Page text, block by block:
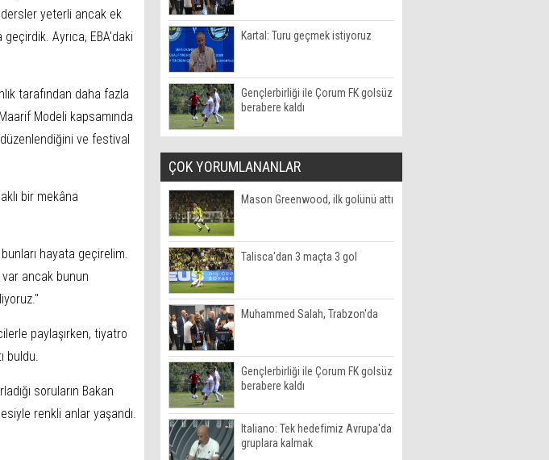
yeterli ancak ek
Ayrıca, EBA'daki
tarafından daha fazla
Modeli kapsamında
ve festival
bir mekâna
hayata geçirelim.
ancak bunun
paylaşırken, tiyatro
buldu.
soruların Bakan
renkli anlar yaşandı.
Kartal: Turu geçmek istiyoruz
Gençlerbirliği ile Çorum FK golsüz
berabere kaldı
ÇOK YORUMLANANLAR
Mason Greenwood, ilk golünü attı
Talisca'dan 3 maçta 3 gol
Muhammed Salah, Trabzon'da
Gençlerbirliği ile Çorum FK golsüz
berabere kaldı
Italiano: Tek hedefimiz Avrupa'da
gruplara kalmak